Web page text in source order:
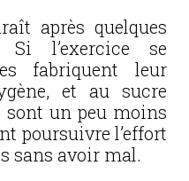
après quelques
l’exercice se
fabriquent leur
et au sucre
sont un peu moins
poursuivre l’effort
sans avoir mal.